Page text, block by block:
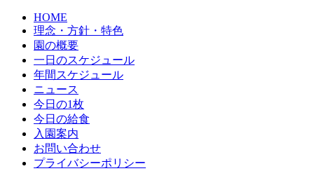
HOME
理念・方針・特色
園の概要
一日のスケジュール
年間スケジュール
ニュース
今日の1枚
今日の給食
入園案内
お問い合わせ
プライバシーポリシー